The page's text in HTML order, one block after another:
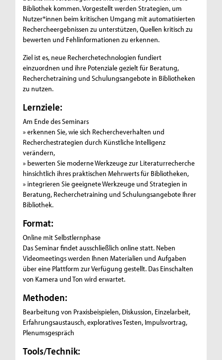
Bibliothek kommen. Vorgestellt werden Strategien, um
Nutzer*innen beim kritischen Umgang mit automatisierten
Rechercheergebnissen zu unterstützen, Quellen kritisch zu
bewerten und Fehlinformationen zu erkennen.
Ziel ist es, neue Recherchetechnologien fundiert
einzuordnen und ihre Potenziale gezielt für Beratung,
Recherchetraining und Schulungsangebote in Bibliotheken
zu nutzen.
Lernziele:
Am Ende des Seminars
» erkennen Sie, wie sich Rechercheverhalten und
Recherchestrategien durch Künstliche Intelligenz
verändern,
» bewerten Sie moderne Werkzeuge zur Literaturrecherche
hinsichtlich ihres praktischen Mehrwerts für Bibliotheken,
» integrieren Sie geeignete Werkzeuge und Strategien in
Beratung, Recherchetraining und Schulungsangebote Ihrer
Bibliothek.
Format:
Online mit Selbstlernphase
Das Seminar findet ausschließlich online statt. Neben
Videomeetings werden Ihnen Materialien und Aufgaben
über eine Plattform zur Verfügung gestellt. Das Einschalten
von Kamera und Ton wird erwartet.
Methoden:
Bearbeitung von Praxisbeispielen, Diskussion, Einzelarbeit,
Erfahrungsaustausch, exploratives Testen, Impulsvortrag,
Plenumsgespräch
Tools/Technik: